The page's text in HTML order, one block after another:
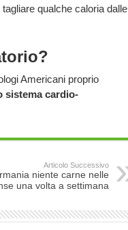
qualche caloria dalle
Americani proprio
sistema cardio-
Articolo Successivo
niente carne nelle
una volta a settimana